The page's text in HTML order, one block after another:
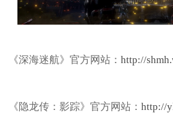
《深海迷航》官方网站： http://
《隐龙传：影踪》官方网站： http://